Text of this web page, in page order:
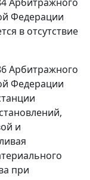
Арбитражного
Федерации
в отсутствие
Арбитражного
Федерации
и
при